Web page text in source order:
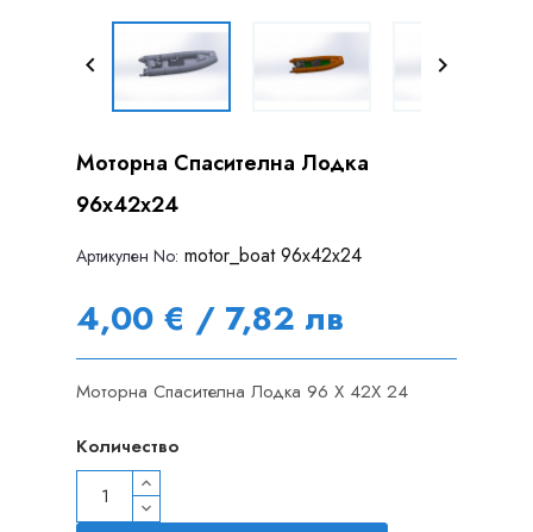
 
Моторна Спасителна Лодка
96x42x24
Артикулен Nо: motor_boat 96x42x24
4,00 € / 7,82 лв
Моторна Спасителна Лодка 96 X 42X 24
Количество